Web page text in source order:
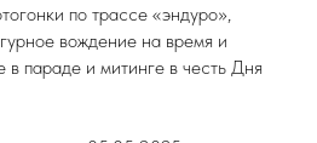
по трассе «эндуро»,
вождение на время и
в параде и митинге в честь Дня